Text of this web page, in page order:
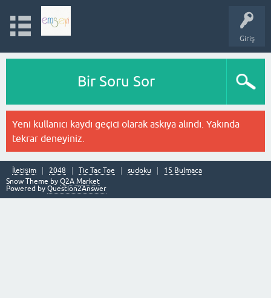
Giriş
Bir Soru Sor
Yeni kullanıcı kaydı geçici olarak askıya alındı. Yakında
tekrar deneyiniz.
İletişim 2048 Tic Tac Toe sudoku
15 Bulmaca
Snow Theme by Q2A Market
Powered by Question2Answer